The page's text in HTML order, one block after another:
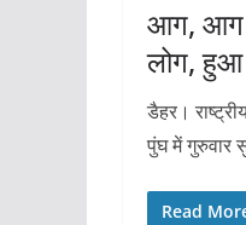
आग, आग
लोग,
डैहर।
पुंघ में गुरुवार
Read